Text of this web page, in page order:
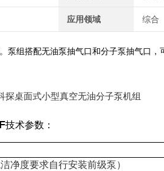
应用领域 综合
。泵组搭配无油泵抽气口和分子泵抽气口，
技术参数：
净度要求自行安装前级泵）